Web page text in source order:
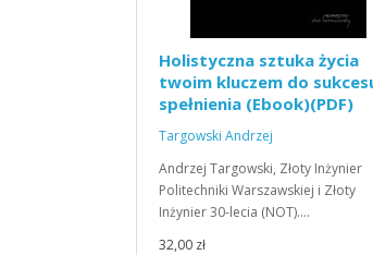
Holistyczna sztuka życia
twoim kluczem do
spełnienia (Ebook)(PDF)
Targowski Andrzej
Andrzej Targowski, Złoty Inżynier
Politechniki Warszawskiej i Złoty
Inżynier 30-lecia (NOT).…
32,00 zł